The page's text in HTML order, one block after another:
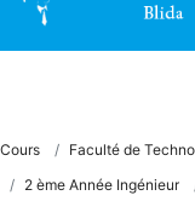
Cours Faculté de
2 ème Année Ingénieur